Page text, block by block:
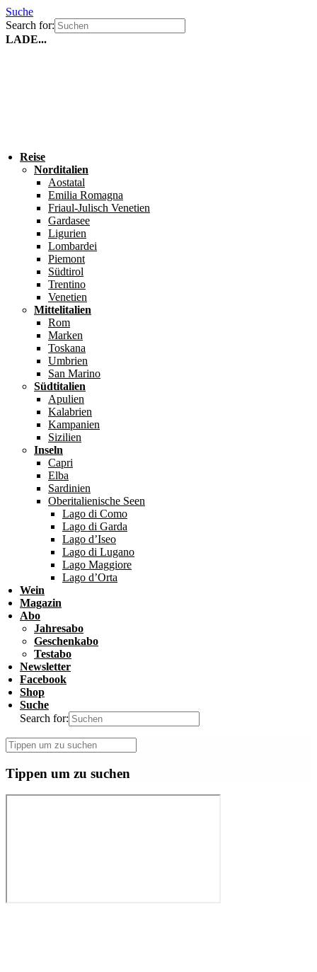
Suche
Search for:
LADE...
Reise
Norditalien
Aostatal
Emilia Romagna
Friaul-Julisch Venetien
Gardasee
Ligurien
Lombardei
Piemont
Südtirol
Trentino
Venetien
Mittelitalien
Rom
Marken
Toskana
Umbrien
San Marino
Südtitalien
Apulien
Kalabrien
Kampanien
Sizilien
Inseln
Capri
Elba
Sardinien
Oberitalienische Seen
Lago di Como
Lago di Garda
Lago d’Iseo
Lago di Lugano
Lago Maggiore
Lago d’Orta
Wein
Magazin
Abo
Jahresabo
Geschenkabo
Testabo
Newsletter
Facebook
Shop
Suche
Search for:
Tippen um zu suchen